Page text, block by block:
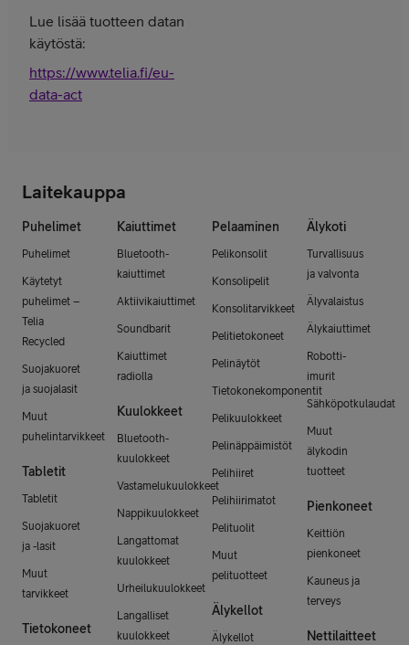
Lue lisää tuotteen datan
käytöstä:
https://www.telia.fi/eu-
data-act
Laitekauppa
Puhelimet
Puhelimet
Käytetyt
puhelimet –
Telia
Recycled
Suojakuoret
ja suojalasit
Muut
puhelintarvikkeet
Tabletit
Tabletit
Suojakuoret
ja -lasit
Muut
tarvikkeet
Tietokoneet
Kaiuttimet
Bluetooth-
kaiuttimet
Aktiivikaiuttimet
Soundbarit
Kaiuttimet
radiolla
Kuulokkeet
Bluetooth-
kuulokkeet
Vastamelukuulokkeet
Nappikuulokkeet
Langattomat
kuulokkeet
Urheilukuulokkeet
Langalliset
kuulokkeet
Pelaaminen
Pelikonsolit
Konsolipelit
Konsolitarvikkeet
Pelitietokoneet
Pelinäytöt
Tietokonekomponentit
Pelikuulokkeet
Pelinäppäimistöt
Pelihiiret
Pelihiirimatot
Pelituolit
Muut
pelituotteet
Älykellot
Älykellot
Älykoti
Turvallisuus
ja valvonta
Älyvalaistus
Älykaiuttimet
Robotti-
imurit
Sähköpotkulaudat
Muut
älykodin
tuotteet
Pienkoneet
Keittiön
pienkoneet
Kauneus ja
terveys
Nettilaitteet